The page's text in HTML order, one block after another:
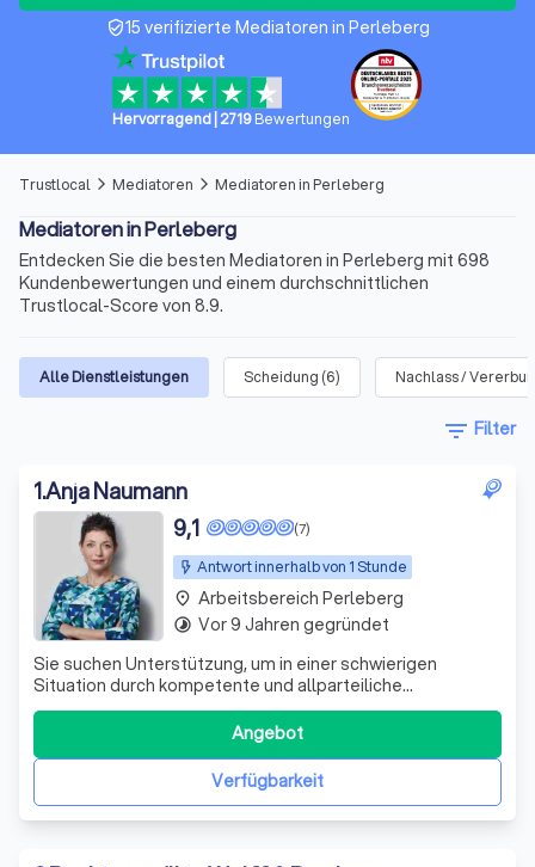
verified_user15 verifizierte Mediatoren in Perleberg
Hervorragend 2719Bewertungen
Trustlocal arrow_forward_ios Mediatoren arrow_forward_ios Mediatoren in Perleberg
Mediatoren in Perleberg
Entdecken Sie die besten Mediatoren in Perleberg mit 698
Kundenbewertungen und einem durchschnittlichen
Trustlocal-Score von 8.9.
Alle Dienstleistungen Scheidung (6) Nachlass /
filter_list Filter
1.Anja Naumann
Antwort innerhalb von 1 Stunde
(7)
9,1
Sie suchen Unterstützung, um in einer schwierigen
Situation durch kompetente und allparteiliche
Gesprächsführung eine Lösung für ihren Konflikt zu finden.
Dabei wollen Sie nicht die Situation durch rechtliche
Schritte verschärfen. Jedoch kann ich Ihnen und ihrem
Konfliktpartner als langjährig tätig
Verfügbarkeit
Angebot
place Arbeitsbereich Perleberg
timelapse Vor 9 Jahren gegründet